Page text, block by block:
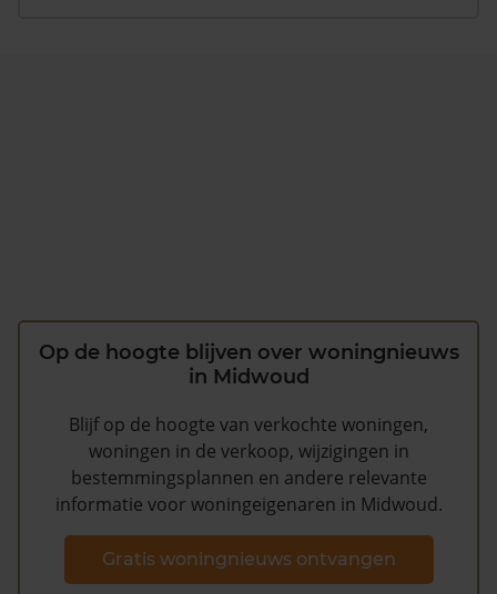
Op de hoogte blijven over woningnieuws
in Midwoud
Blijf op de hoogte van verkochte woningen,
woningen in de verkoop, wijzigingen in
bestemmingsplannen en andere relevante
informatie voor woningeigenaren in Midwoud.
Gratis woningnieuws ontvangen